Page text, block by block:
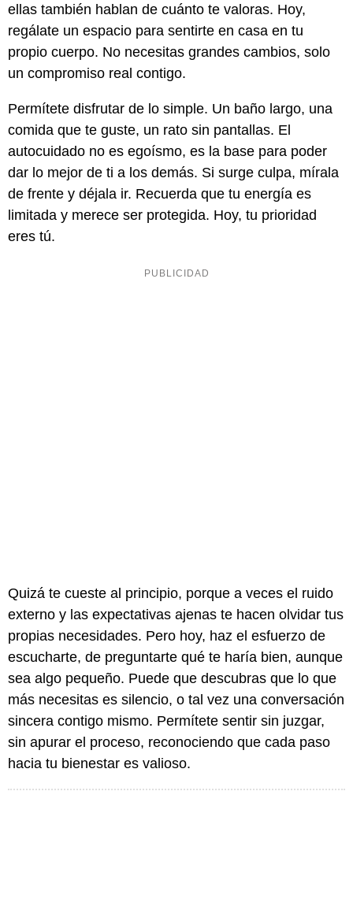
ellas también hablan de cuánto te valoras. Hoy,
regálate un espacio para sentirte en casa en tu
propio cuerpo. No necesitas grandes cambios, solo
un compromiso real contigo.
Permítete disfrutar de lo simple. Un baño largo, una
comida que te guste, un rato sin pantallas. El
autocuidado no es egoísmo, es la base para poder
dar lo mejor de ti a los demás. Si surge culpa, mírala
de frente y déjala ir. Recuerda que tu energía es
limitada y merece ser protegida. Hoy, tu prioridad
eres tú.
Quizá te cueste al principio, porque a veces el ruido
externo y las expectativas ajenas te hacen olvidar tus
propias necesidades. Pero hoy, haz el esfuerzo de
escucharte, de preguntarte qué te haría bien, aunque
sea algo pequeño. Puede que descubras que lo que
más necesitas es silencio, o tal vez una conversación
sincera contigo mismo. Permítete sentir sin juzgar,
sin apurar el proceso, reconociendo que cada paso
hacia tu bienestar es valioso.